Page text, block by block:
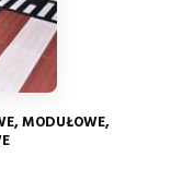
MODUŁOWE,